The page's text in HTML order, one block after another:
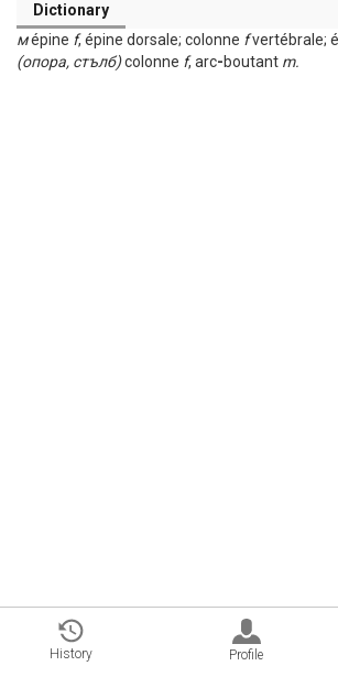
Dictionary
мépine f, épine dorsale; colonne fvertébrale;
(опора, стълб)colonne f, arc-boutant m.
History Profile